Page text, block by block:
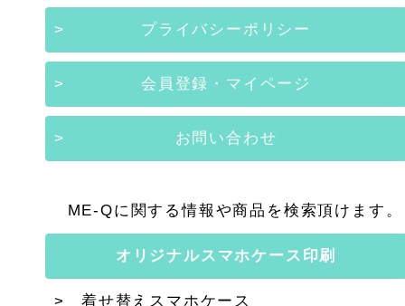
プライバシーポリシー
会員登録・マイページ
お問い合わせ
ME-Qに関する情報や商品を検索頂けます。
オリジナルスマホケース印刷
着せ替えスマホケース